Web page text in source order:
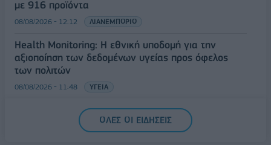
με 916 προϊόντα
08/08/2026 - 12:12 ΛΙΑΝΕΜΠΟΡΙΟ
Health Monitoring: Η εθνική υποδομή για την
αξιοποίηση των δεδομένων υγείας προς όφελος
των πολιτών
08/08/2026 - 11:48 ΥΓΕΙΑ
Ελληνική Αναπτυξιακή Τράπεζα: Με «προίκα» 2 δισ.
ευρώ ανοίγει δρόμο για δάνεια έως 5 δισ. σε
ΟΛΕΣ ΟΙ ΕΙΔΗΣΕΙΣ